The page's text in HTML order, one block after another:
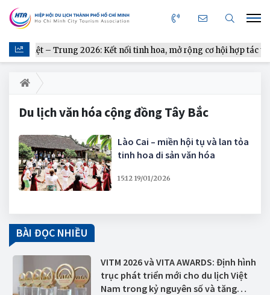
thực Việt – Trung 2026: Kết nối tinh hoa, mở rộng cơ hội hợp tác từ
Du lịch văn hóa cộng đồng Tây Bắc
Lào Cai – miền hội tụ và lan tỏa
tinh hoa di sản văn hóa
15:12 19/01/2026
BÀI ĐỌC NHIỀU
VITM 2026 và VITA AWARDS: Định hình
trục phát triển mới cho du lịch Việt
Nam trong kỷ nguyên số và tăng